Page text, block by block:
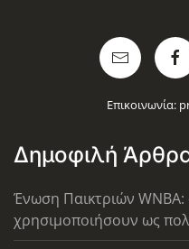
Επικοινωνία:
Δημοφιλή
Ένωση Παικτριών
χρησιμοποιήσουν ως